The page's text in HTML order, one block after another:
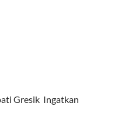
Gresik Ingatkan